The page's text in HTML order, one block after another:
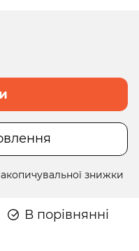
знижки
В порівнянні